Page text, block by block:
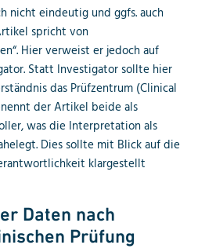
nicht eindeutig und ggfs. auch
spricht von
Hier verweist er jedoch auf
Statt Investigator sollte hier
das Prüfzentrum (Clinical
der Artikel beide als
was die Interpretation als
Dies sollte mit Blick auf die
klargestellt
Daten nach
Prüfung